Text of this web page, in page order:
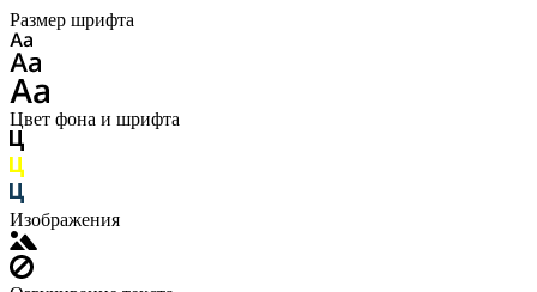
Размер шрифта
Цвет фона и шрифта
Изображения